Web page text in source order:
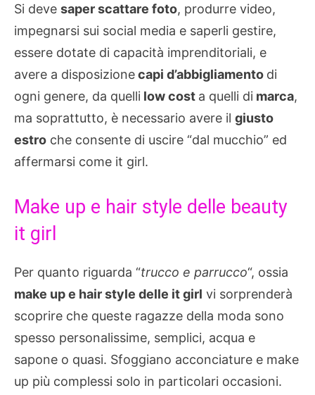
Si deve saper scattare foto, produrre video,
impegnarsi sui social media e saperli gestire,
essere dotate di capacità imprenditoriali, e
avere a disposizionecapi d’abbigliamento di
ogni genere, da quelli low cost a quelli di marca,
ma soprattutto, è necessario avere il giusto
estro che consente di uscire “dal mucchio” ed
affermarsi come it girl.
Make up e hair style delle beauty
it girl
Per quanto riguarda “trucco e parrucco“, ossia
make up e hair style delle it girl vi sorprenderà
scoprire che queste ragazze della moda sono
spesso personalissime, semplici, acqua e
sapone o quasi. Sfoggiano acconciature e make
up più complessi solo in particolari occasioni.